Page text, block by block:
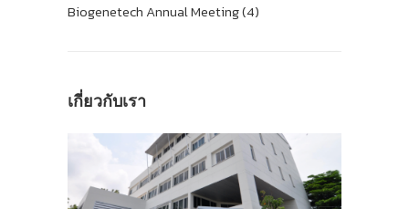
Biogenetech Annual Meeting (4)
เกี่ยวกับเรา